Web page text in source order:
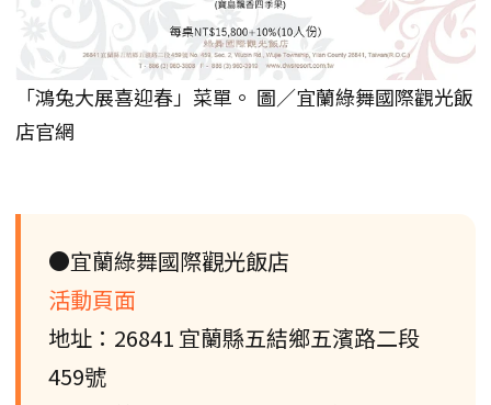
「鴻兔大展喜迎春」菜單。 圖／宜蘭綠舞國際觀光飯
店官網
●宜蘭綠舞國際觀光飯店
活動頁面
地址：26841 宜蘭縣五結鄉五濱路二段
459號